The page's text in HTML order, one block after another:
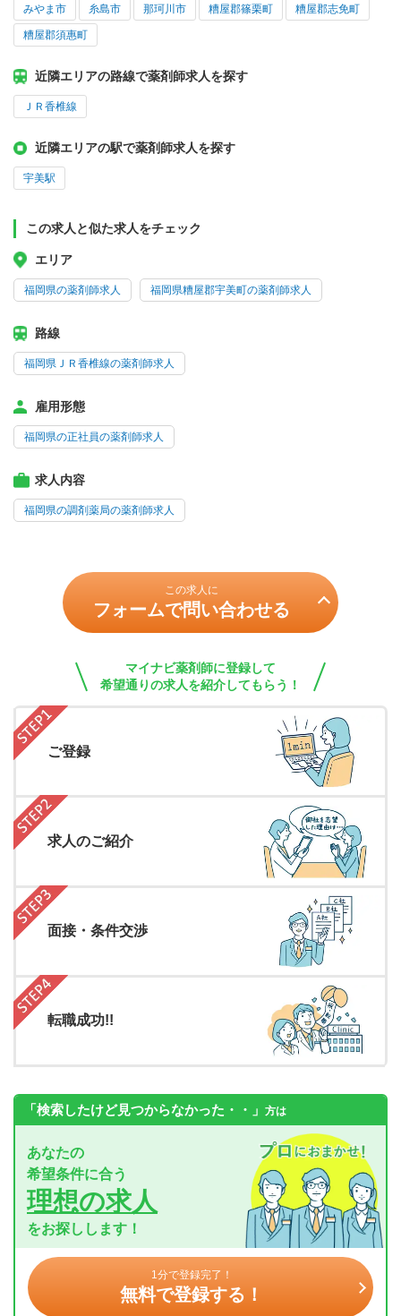
みやま市 糸島市 那珂川市 糟屋郡篠栗町 糟屋郡志免町
糟屋郡須惠町
近隣エリアの路線で薬剤師求人を探す
ＪＲ香椎線
近隣エリアの駅で薬剤師求人を探す
宇美駅
この求人と似た求人をチェック
エリア
福岡県の薬剤師求人 福岡県糟屋郡宇美町の薬剤師求人
路線
福岡県ＪＲ香椎線の薬剤師求人
雇用形態
福岡県の正社員の薬剤師求人
求人内容
福岡県の調剤薬局の薬剤師求人
この求人に
フォームで問い合わせる
マイナビ薬剤師に登録して
希望通りの求人を紹介してもらう！
ご登録
求人のご紹介
面接・条件交渉
転職成功!!
「検索したけど見つからなかった・・」 方は
あなたの
希望条件に合う
理想の求人
をお探しします！
1分で登録完了！
無料で登録する！